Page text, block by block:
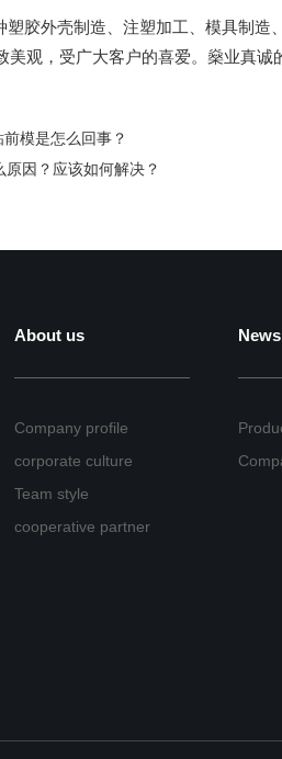
外壳制造、注塑加工、模具制造
美观，受广大客户的喜爱。燊业真诚
模是怎么回事？
因？应该如何解决？
About us
Company profile
corporate culture
Team style
cooperative partner
News